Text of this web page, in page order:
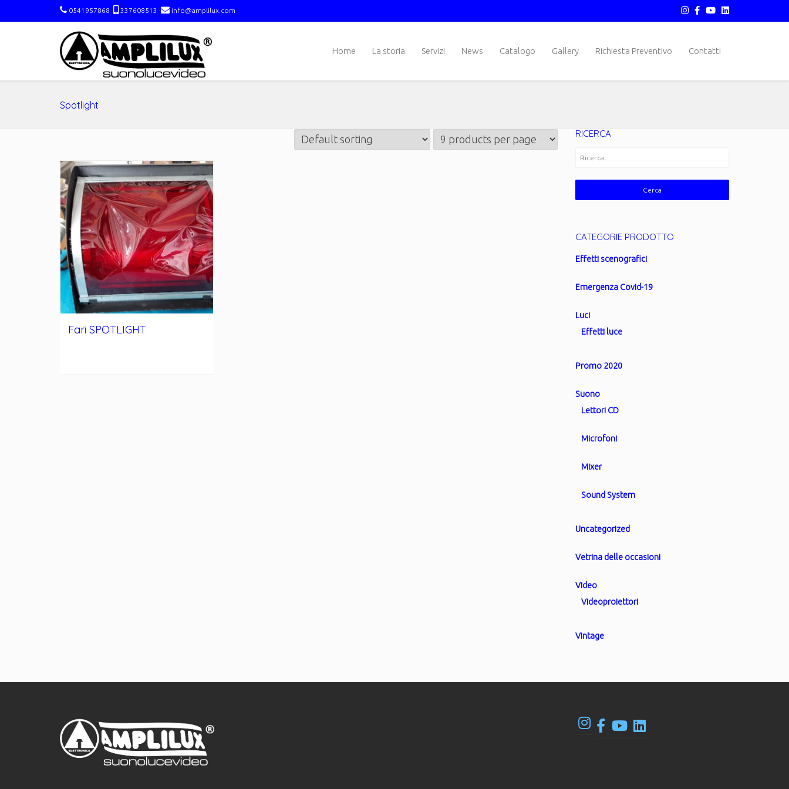
0541957868 337608513 info@amplilux.com
Home La storia Servizi News Catalogo Gallery Richiesta Preventivo Contatti
Spotlight
Fari SPOTLIGHT
RICERCA
CATEGORIE PRODOTTO
Effetti scenografici
Emergenza Covid-19
Luci
Effetti luce
Promo 2020
Suono
Lettori CD
Microfoni
Mixer
Sound System
Uncategorized
Vetrina delle occasioni
Video
Videoproiettori
Vintage